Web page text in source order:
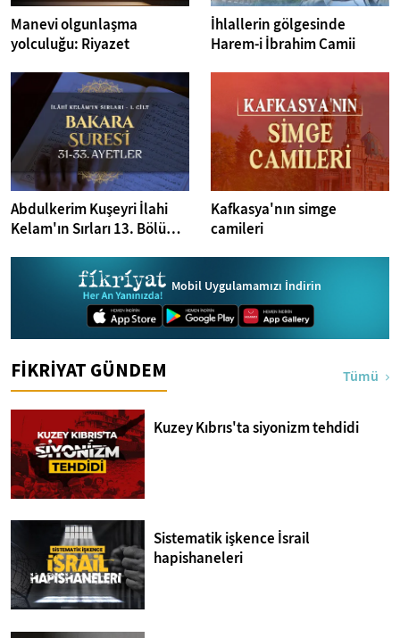
Manevi olgunlaşma
yolculuğu: Riyazet
İhlallerin gölgesinde
Harem-i İbrahim Camii
Abdulkerim Kuşeyri İlahi
Kelam'ın Sırları 13. Bölüm I
Ayetler Tefsiri
Kafkasya'nın simge
camileri
Mobil Uygulamamızı İndirin
FİKRİYAT GÜNDEM Tümü
Kuzey Kıbrıs'ta siyonizm tehdidi
Sistematik işkence İsrail
hapishaneleri